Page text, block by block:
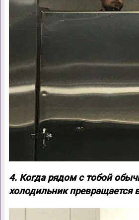
4. Когда рядом с тобой
холодильник превращается